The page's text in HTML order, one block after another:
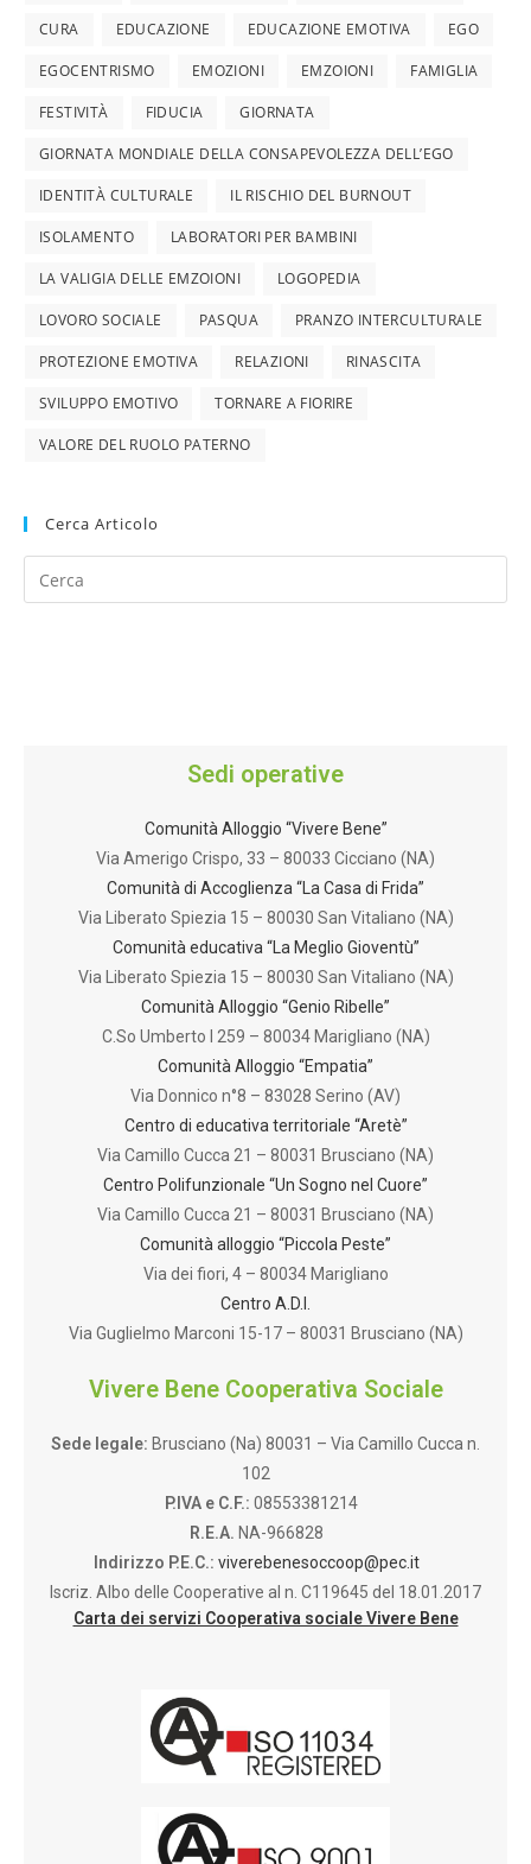
CURA EDUCAZIONE EDUCAZIONE EMOTIVA EGO
EGOCENTRISMO EMOZIONI EMZOIONI FAMIGLIA
FESTIVITÀ FIDUCIA GIORNATA
GIORNATA MONDIALE DELLA CONSAPEVOLEZZA DELL’EGO
IDENTITÀ CULTURALE IL RISCHIO DEL BURNOUT
ISOLAMENTO LABORATORI PER BAMBINI
LA VALIGIA DELLE EMZOIONI LOGOPEDIA
LOVORO SOCIALE PASQUA PRANZO INTERCULTURALE
PROTEZIONE EMOTIVA RELAZIONI RINASCITA
SVILUPPO EMOTIVO TORNARE A FIORIRE
VALORE DEL RUOLO PATERNO
Cerca Articolo
Sedi operative
Comunità Alloggio “Vivere Bene”
Via Amerigo Crispo, 33 – 80033 Cicciano (NA)
Comunità di Accoglienza “La Casa di Frida”
Via Liberato Spiezia 15 – 80030 San Vitaliano (NA)
Comunità educativa “La Meglio Gioventù”
Via Liberato Spiezia 15 – 80030 San Vitaliano (NA)
Comunità Alloggio “Genio Ribelle”
C.So Umberto I 259 – 80034 Marigliano (NA)
Comunità Alloggio “Empatia”
Via Donnico n°8 – 83028 Serino (AV)
Centro di educativa territoriale “Aretè”
Via Camillo Cucca 21 – 80031 Brusciano (NA)
Centro Polifunzionale “Un Sogno nel Cuore”
Via Camillo Cucca 21 – 80031 Brusciano (NA)
Comunità alloggio “Piccola Peste”
Via dei fiori, 4 – 80034 Marigliano
Centro A.D.I.
Via Guglielmo Marconi 15-17 – 80031 Brusciano (NA)
Vivere Bene Cooperativa Sociale
Sede legale: Brusciano (Na) 80031 – Via Camillo Cucca n.
102
P.IVA e C.F.: 08553381214
R.E.A. NA-966828
Indirizzo P.E.C.: viverebenesoccoop@pec.it
Iscriz. Albo delle Cooperative al n. C119645 del 18.01.2017
Carta dei servizi Cooperativa sociale Vivere Bene